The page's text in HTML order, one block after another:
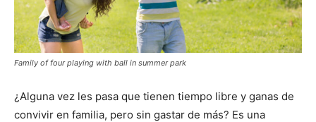
Family of four playing with ball in summer park
¿Alguna vez les pasa que tienen tiempo libre y ganas de
convivir en familia, pero sin gastar de más? Es una